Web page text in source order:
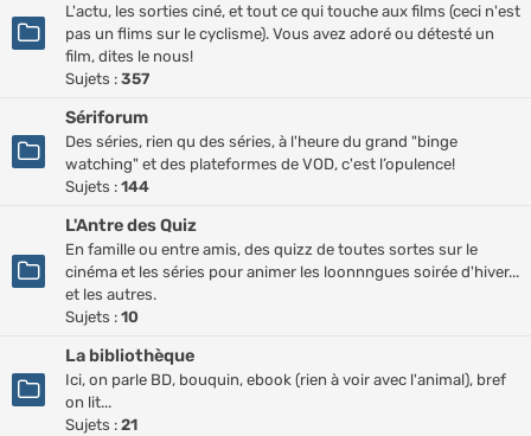
L'actu, les sorties ciné, et tout ce qui touche aux films (ceci n'est
pas un flims sur le cyclisme). Vous avez adoré ou détesté un
film, dites le nous!
Sujets : 357
Sériforum
Des séries, rien qu des séries, à l'heure du grand "binge
watching" et des plateformes de VOD, c'est l’opulence!
Sujets : 144
L'Antre des Quiz
En famille ou entre amis, des quizz de toutes sortes sur le
cinéma et les séries pour animer les loonnngues soirée d'hiver...
et les autres.
Sujets : 10
La bibliothèque
Ici, on parle BD, bouquin, ebook (rien à voir avec l'animal), bref
on lit...
Sujets : 21